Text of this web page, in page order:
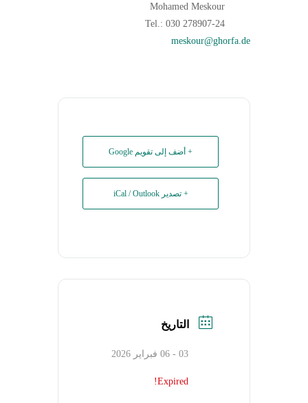
Mohamed Meskour
Tel.: 030 278907-24
meskour@ghorfa.de
+ أضف إلى تقويم Google
+ تصدير iCal / Outlook
التاريخ
03 - 06 فبراير 2026
Expired!